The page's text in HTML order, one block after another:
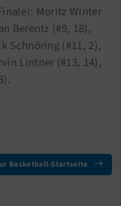
Moritz Winter
Berentz (#9, 18),
Schnöring (#11, 2),
Lintner (#13, 14),
Basketball-Startseite